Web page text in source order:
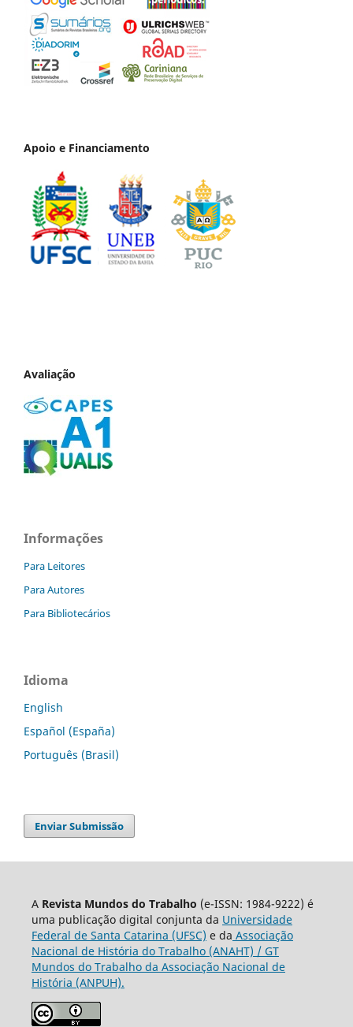
Apoio e Financiamento
Avaliação
Informações
Para Leitores
Para Autores
Para Bibliotecários
Idioma
English
Español (España)
Português (Brasil)
Enviar Submissão
A Revista Mundos do Trabalho (e-ISSN: 1984-9222) é
uma publicação digital conjunta da Universidade
Federal de Santa Catarina (UFSC) e da Associação
Nacional de História do Trabalho (ANAHT) / GT
Mundos do Trabalho da Associação Nacional de
História (ANPUH).